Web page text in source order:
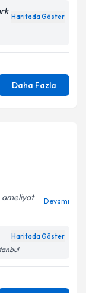
Haritada Göster
Daha Fazla
ameliyat
Devamı
Haritada Göster